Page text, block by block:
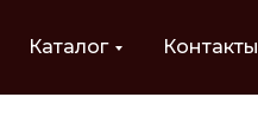
Каталог Контакты